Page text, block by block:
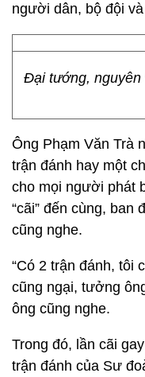
người dân, bộ đội
Đại tướng, nguyên
Ông Phạm Văn Trà
trận đánh hay một
cho mọi người phát
“cãi” đến cùng, ban
cũng nghe.
“Có 2 trận đánh, tôi
cũng ngại, tưởng
ông cũng nghe.
Trong đó, lần cãi
trận đánh của Sư